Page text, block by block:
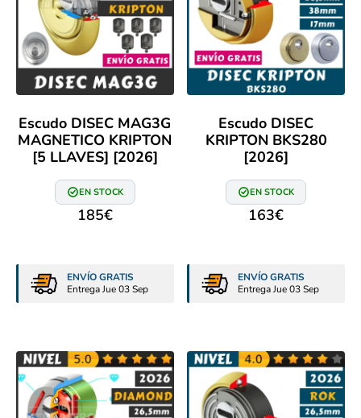
Escudo DISEC MAG3G
MAGNETICO KRIPTON
[5 LLAVES] [2026]
EN STOCK
185€
ENVÍO GRATIS
Entrega Jue 03 Sep
Escudo DISEC
KRIPTON BKS280
[2026]
EN STOCK
163€
ENVÍO GRATIS
Entrega Jue 03 Sep